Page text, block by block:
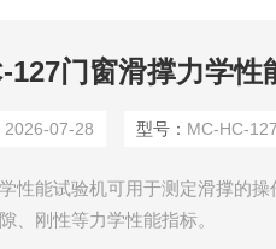
127门窗滑撑力学性
2026-07-28 型号： MC-HC-127
性能试验机可用于测定滑撑的
、刚性等力学性能指标。